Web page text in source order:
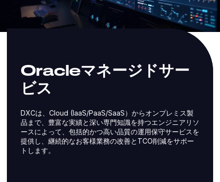
Oracleマネージドサー
ビス
DXCは、Cloud (IaaS/PaaS/SaaS）からオンプレミス製
品まで、豊富な実績と深い専門知識を持つエンジニアリソ
ースによって、包括的かつ高い品質の運用保守サービスを
提供し、継続的なお客様業務の改善とTCO削減をサポー
トします。